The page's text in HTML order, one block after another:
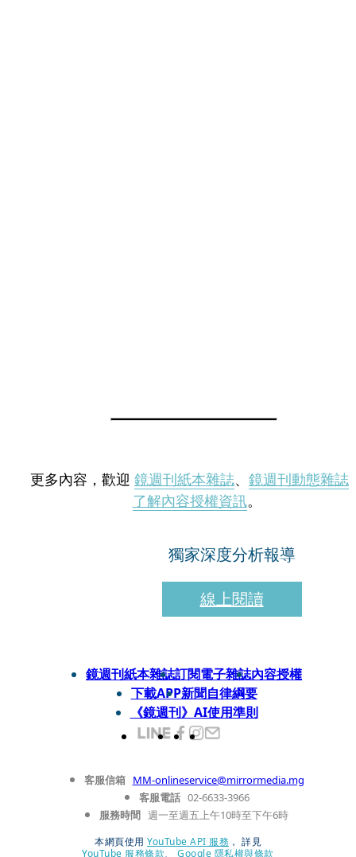
更多內容，歡迎 鏡週刊紙本雜誌、 鏡週刊動態雜誌
了解內容授權資訊。
獨家深度分析報導
線上閱讀
鏡週刊紙本雜誌訂閱電子雜誌內容授權
下載APP新聞自律綱要
《鏡週刊》AI使用準則
客服信箱 MM-onlineservice@mirrormedia.mg
客服電話 02-6633-3966
服務時間 週一至週五上午10時至下午6時
本網頁使用 YouTube API 服務 ， 詳見
YouTube 服務條款、 Google 隱私權與條款